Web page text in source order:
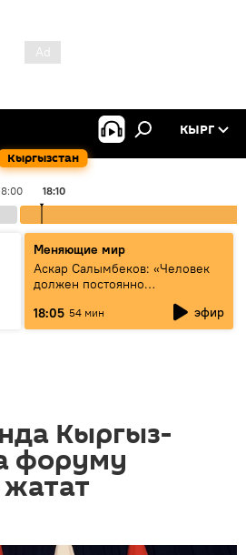
Кыргызстан
КЫРГ
18:10
Меняющие мир
Аскар Салымбеков: «Человек
должен постоянно
18:05 54 мин эфир
Кыргыз-
форуму